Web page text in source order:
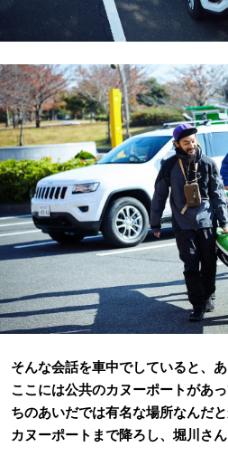
そんな会話を車中でしていると、
ここには公共のカヌーポートがあ
ちのあいだでは有名な場所なんだ
カヌーポートまで降ろし、堀川さ